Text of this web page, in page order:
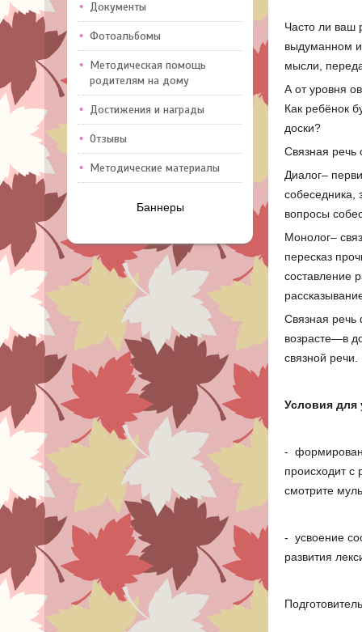
Документы
Фотоальбомы
Методическая помощь
родителям на дому
Достижения и награды
Отзывы
Методические материалы
Баннеры
Часто ли ваш
выдуманном
мысли,
А от уровня
Как ребёнок
доски?
Связная речь
Диалог–
собеседника,
вопросы
Монолог–
пересказ
составление
Связная речь
возрасте—в
связной речи.
Условия для
-
происходит с
смотрите
- усвоение
развития